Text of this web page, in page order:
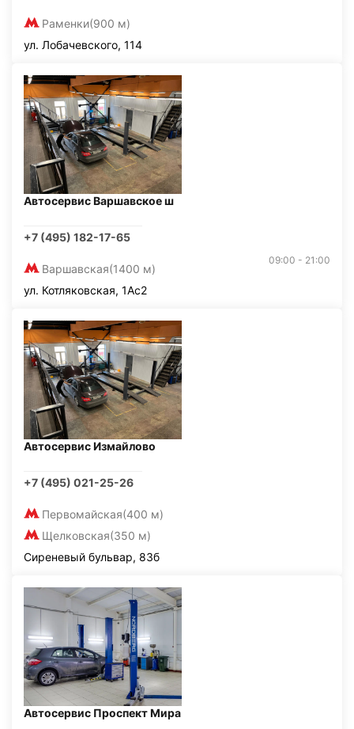
Раменки(900 м)
ул. Лобачевского, 114
Автосервис Варшавское ш
+7 (495) 182-17-65
Варшавская(1400 м)
09:00 - 21:00
ул. Котляковская, 1Ас2
Автосервис Измайлово
+7 (495) 021-25-26
Первомайская(400 м)
Щелковская(350 м)
Сиреневый бульвар, 83б
Автосервис Проспект Мира